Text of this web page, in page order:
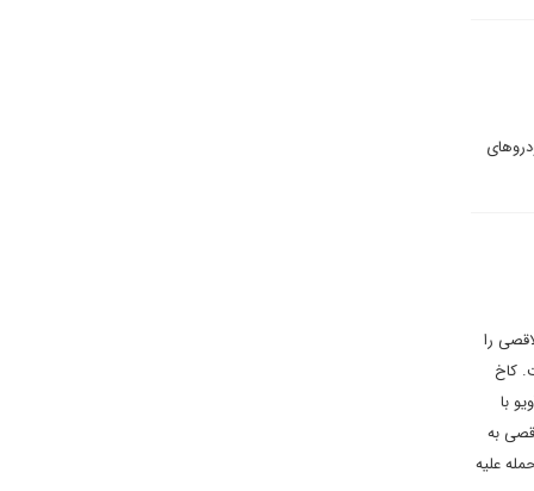
را
کاخ
با
به
علیه